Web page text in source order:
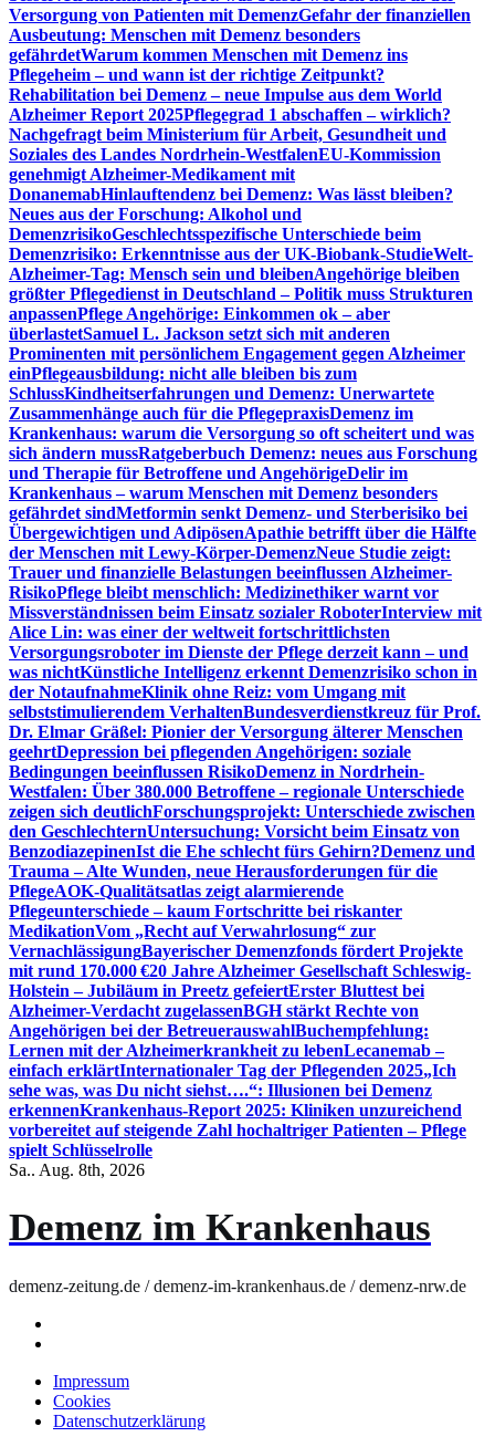
Versorgung von Patienten mit DemenzGefahr der finanziellen
Ausbeutung: Menschen mit Demenz besonders
gefährdetWarum kommen Menschen mit Demenz ins
Pflegeheim – und wann ist der richtige Zeitpunkt?
Rehabilitation bei Demenz – neue Impulse aus dem World
Alzheimer Report 2025Pflegegrad 1 abschaffen – wirklich?
Nachgefragt beim Ministerium für Arbeit, Gesundheit und
Soziales des Landes Nordrhein-WestfalenEU-Kommission
genehmigt Alzheimer-Medikament mit
DonanemabHinlauftendenz bei Demenz: Was lässt bleiben?
Neues aus der Forschung: Alkohol und
DemenzrisikoGeschlechtsspezifische Unterschiede beim
Demenzrisiko: Erkenntnisse aus der UK-Biobank-StudieWelt-
Alzheimer-Tag: Mensch sein und bleibenAngehörige bleiben
größter Pflegedienst in Deutschland – Politik muss Strukturen
anpassenPflege Angehörige: Einkommen ok – aber
überlastetSamuel L. Jackson setzt sich mit anderen
Prominenten mit persönlichem Engagement gegen Alzheimer
einPflegeausbildung: nicht alle bleiben bis zum
SchlussKindheitserfahrungen und Demenz: Unerwartete
Zusammenhänge auch für die PflegepraxisDemenz im
Krankenhaus: warum die Versorgung so oft scheitert und was
sich ändern mussRatgeberbuch Demenz: neues aus Forschung
und Therapie für Betroffene und AngehörigeDelir im
Krankenhaus – warum Menschen mit Demenz besonders
gefährdet sindMetformin senkt Demenz- und Sterberisiko bei
Übergewichtigen und AdipösenApathie betrifft über die Hälfte
der Menschen mit Lewy-Körper-DemenzNeue Studie zeigt:
Trauer und finanzielle Belastungen beeinflussen Alzheimer-
RisikoPflege bleibt menschlich: Medizinethiker warnt vor
Missverständnissen beim Einsatz sozialer RoboterInterview mit
Alice Lin: was einer der weltweit fortschrittlichsten
Versorgungsroboter im Dienste der Pflege derzeit kann – und
was nichtKünstliche Intelligenz erkennt Demenzrisiko schon in
der NotaufnahmeKlinik ohne Reiz: vom Umgang mit
selbststimulierendem VerhaltenBundesverdienstkreuz für Prof.
Dr. Elmar Gräßel: Pionier der Versorgung älterer Menschen
geehrtDepression bei pflegenden Angehörigen: soziale
Bedingungen beeinflussen RisikoDemenz in Nordrhein-
Westfalen: Über 380.000 Betroffene – regionale Unterschiede
zeigen sich deutlichForschungsprojekt: Unterschiede zwischen
den GeschlechternUntersuchung: Vorsicht beim Einsatz von
BenzodiazepinenIst die Ehe schlecht fürs Gehirn?Demenz und
Trauma – Alte Wunden, neue Herausforderungen für die
PflegeAOK-Qualitätsatlas zeigt alarmierende
Pflegeunterschiede – kaum Fortschritte bei riskanter
MedikationVom „Recht auf Verwahrlosung“ zur
VernachlässigungBayerischer Demenzfonds fördert Projekte
mit rund 170.000 €20 Jahre Alzheimer Gesellschaft Schleswig-
Holstein – Jubiläum in Preetz gefeiertErster Bluttest bei
Alzheimer-Verdacht zugelassenBGH stärkt Rechte von
Angehörigen bei der BetreuerauswahlBuchempfehlung:
Lernen mit der Alzheimerkrankheit zu lebenLecanemab –
einfach erklärtInternationaler Tag der Pflegenden 2025„Ich
sehe was, was Du nicht siehst….“: Illusionen bei Demenz
erkennenKrankenhaus-Report 2025: Kliniken unzureichend
vorbereitet auf steigende Zahl hochaltriger Patienten – Pflege
spielt Schlüsselrolle
Sa.. Aug. 8th, 2026
Demenz im Krankenhaus
demenz-zeitung.de / demenz-im-krankenhaus.de / demenz-nrw.de
Impressum
Cookies
Datenschutzerklärung